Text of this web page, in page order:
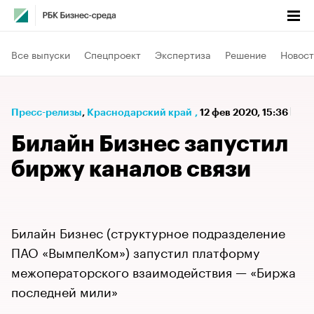
Все выпуски Спецпроект Экспертиза Решение
Пресс-релизы⁠, Краснодарский край , 12 фев 2020, 15:36
Билайн Бизнес запустил
биржу каналов связи
Билайн Бизнес (структурное подразделение
ПАО «ВымпелКом») запустил платформу
межоператорского взаимодействия — «Биржа
последней мили»